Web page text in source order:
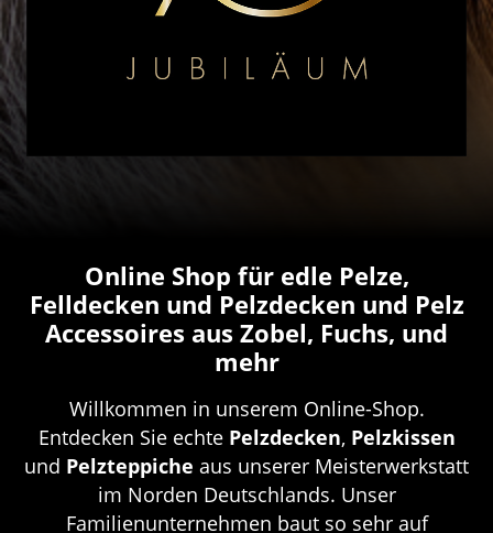
Online Shop für edle Pelze,
Felldecken und Pelzdecken und Pelz
Accessoires aus Zobel, Fuchs, und
mehr
Willkommen in unserem Online-Shop.
Entdecken Sie echte Pelzdecken, Pelzkissen
und Pelzteppiche aus unserer Meisterwerkstatt
im Norden Deutschlands. Unser
Familienunternehmen baut so sehr auf